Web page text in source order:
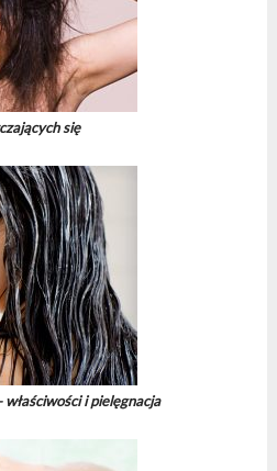
się
i pielęgnacja